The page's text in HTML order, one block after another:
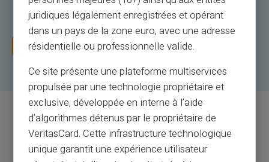
major de marcă pe care l-ați dorit
Aboneaza-te acum
Brandurile de mai sus sunt citate în
scop ilustrativ și nu sunt
juridiques légalement enregistrées et opérant
dans un pays de la zone euro, avec une adresse
résidentielle ou professionnelle valide.
Ce site présente une plateforme multiservices
propulsée par une technologie propriétaire et
exclusive, développée en interne à l’aide
d’algorithmes détenus par le propriétaire de
VeritasCard. Cette infrastructure technologique
unique garantit une expérience utilisateur